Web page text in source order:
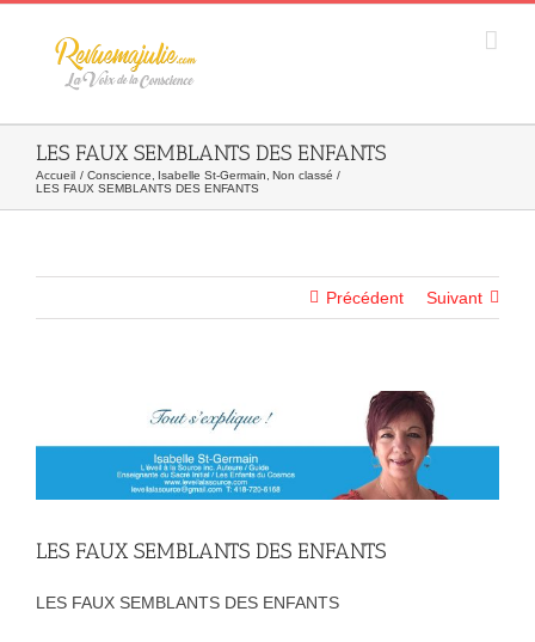
Skip
LES FAUX SEMBLANTS DES ENFANTS
Accueil Conscience Isabelle St-Germain Non classé
LES FAUX SEMBLANTS DES ENFANTS
Précédent Suivant
LES FAUX SEMBLANTS DES ENFANTS
LES FAUX SEMBLANTS DES ENFANTS